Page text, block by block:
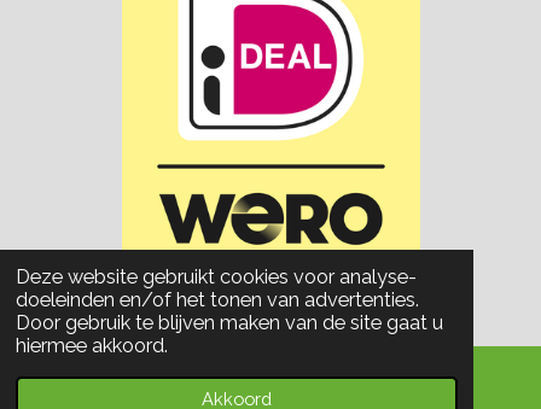
Deze website gebruikt cookies voor analyse-
doeleinden en/of het tonen van advertenties.
Door gebruik te blijven maken van de site gaat u
hiermee akkoord.
Akkoord
© 2023 - 2026 Albert Oomen
Powered byJouwWeb